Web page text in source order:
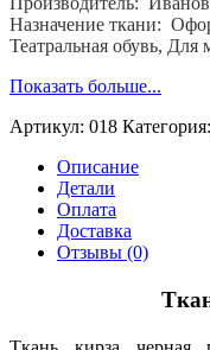
гр.
Назначение ткани:
Театральная обувь, Для
Показать больше...
Артикул: 018 Категория:
Описание
Детали
Оплата
Доставка
Отзывы (0)